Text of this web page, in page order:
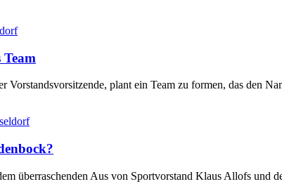
Vorstandsvorsitzende, plant ein Team zu formen, das den
überraschenden Aus von Sportvorstand Klaus Allofs